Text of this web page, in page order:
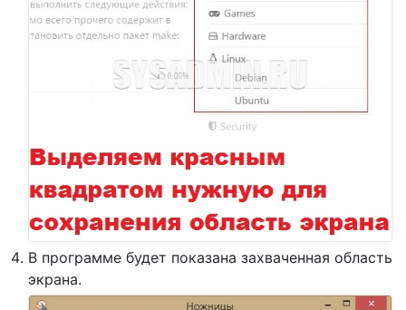
В программе будет показана захваченная область
экрана.